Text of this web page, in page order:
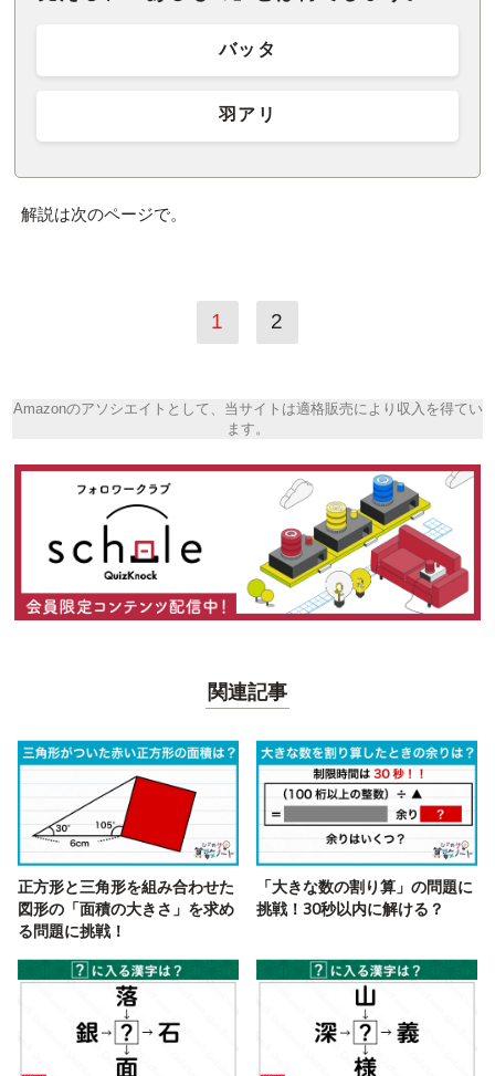
バッタ
羽アリ
解説は次のページで。
1 2
Amazonのアソシエイトとして、当サイトは適格販売により収入を得てい
ます。
関連記事
正方形と三角形を組み合わせた
図形の「面積の大きさ」を求め
る問題に挑戦！
「大きな数の割り算」の問題に
挑戦！30秒以内に解ける？